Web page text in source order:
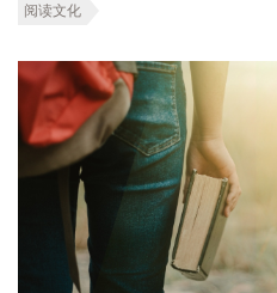
阅读文化